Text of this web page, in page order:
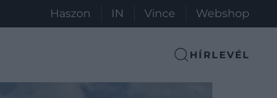
Haszon IN Vince Webshop
HÍRLEVÉL